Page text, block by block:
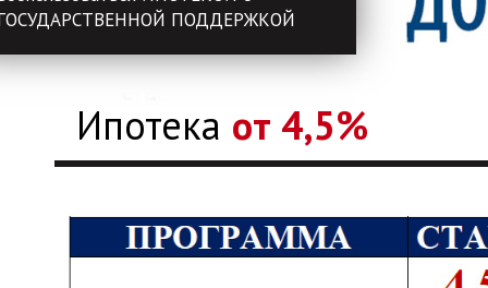
ПОДДЕРЖКОЙ
Ипотека от 4,5%